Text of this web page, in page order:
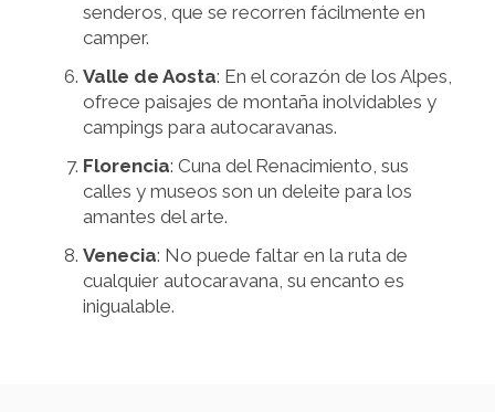
senderos, que se recorren fácilmente en
camper.
Valle de Aosta: En el corazón de los Alpes,
ofrece paisajes de montaña inolvidables y
campings para autocaravanas.
Florencia: Cuna del Renacimiento, sus
calles y museos son un deleite para los
amantes del arte.
Venecia: No puede faltar en la ruta de
cualquier autocaravana, su encanto es
inigualable.